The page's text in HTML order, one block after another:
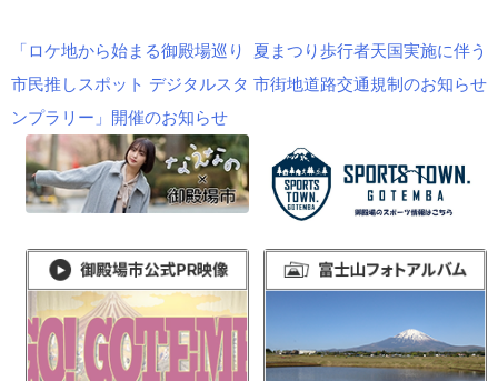
投
稿
ナ
ビ
ー
シ
ョ
「ロケ地から始まる御殿場巡り
市民推しスポット デジタルスタ
ンプラリー」開催のお知らせ
夏まつり歩行者天国実施に伴う
市街地道路交通規制のお知らせ